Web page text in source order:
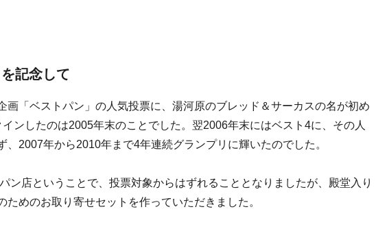
記念して
画「ベストパン」の人気投票に、湯河原のブレッド＆サーカスの名が初め
ンしたのは2005年末のことでした。翌2006年末にはベスト4に、その人
、2007年から2010年まで4年連続グランプリに輝いたのでした。
ン店ということで、投票対象からはずれることとなりましたが、殿堂入り
ためのお取り寄せセットを作っていただきました。